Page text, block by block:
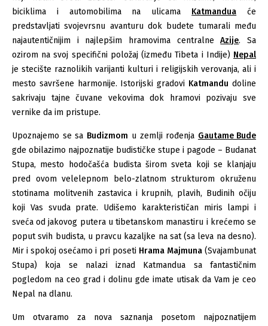
biciklima i automobilima na ulicama Katmandua će
predstavljati svojevrsnu avanturu dok budete tumarali među
najautentičnijim i najlepšim hramovima centralneAzije. Sa
ozirom na svoj specifični položaj (između Tibeta i Indije) Nepal
je stecište raznolikih varijanti kulturi i religijskih verovanja, ali i
mesto savršene harmonije. Istorijski gradovi Katmandu doline
sakrivaju tajne čuvane vekovima dok hramovi pozivaju sve
vernike da im pristupe.
Upoznajemo se sa Budizmom u zemlji rođenja Gautame Bude
gde obilazimo najpoznatije budističke stupe i pagode – Budanat
Stupa, mesto hodočašća budista širom sveta koji se klanjaju
pred ovom velelepnom belo-zlatnom strukturom okruženu
stotinama molitvenih zastavica i krupnih, plavih, Budinih očiju
koji Vas svuda prate. Udišemo karakterističan miris lampi i
sveća od jakovog putera u tibetanskom manastiru i krećemo se
poput svih budista, u pravcu kazaljke na sat (sa leva na desno).
Mir i spokoj osećamo i pri poseti Hrama Majmuna (Svajambunat
Stupa) koja se nalazi iznad Katmandua sa fantastičnim
pogledom na ceo grad i dolinu gde imate utisak da Vam je ceo
Nepal na dlanu.
Um otvaramo za nova saznanja posetom najpoznatijem